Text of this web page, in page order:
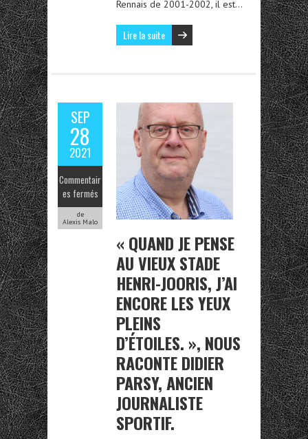
Rennais de 2001-2002, il est…
Lire la suite
SEP
28
2021
Commentair
es fermés
de
Alexis Malo
« QUAND JE PENSE
AU VIEUX STADE
HENRI-JOORIS, J’AI
ENCORE LES YEUX
PLEINS
D’ÉTOILES. », NOUS
RACONTE DIDIER
PARSY, ANCIEN
JOURNALISTE
SPORTIF.